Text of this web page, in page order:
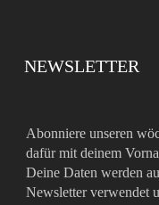
NEWSLETTER
Abonniere unseren
dafür mit deinem
Deine Daten werden
Newsletter verwendet